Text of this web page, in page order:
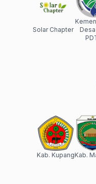
Solar Chapter
Kab. KupangKab.